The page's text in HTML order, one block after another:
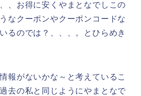
、お得に安くやまとなでしこの
なクーポンやクーポンコードな
るのでは？、、、。とひらめき
報がないかな～と考えているこ
去の私と同じようにやまとなで